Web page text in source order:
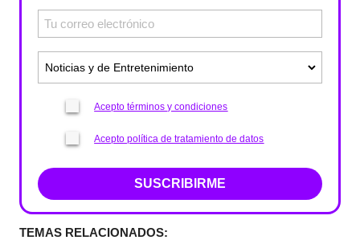
Acepto términos y condiciones
Acepto política de tratamiento de datos
SUSCRIBIRME
TEMAS RELACIONADOS: